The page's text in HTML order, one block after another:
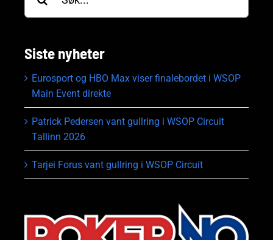
etter:
Siste nyheter
Eurosport og HBO Max viser finalebordet i WSOP
Main Event direkte
Patrick Pedersen vant gullring i WSOP Circuit
Tallinn 2026
Tarjei Forus vant gullring i WSOP Circuit